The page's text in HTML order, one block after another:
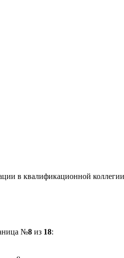
в квалификационной
№8из 18: